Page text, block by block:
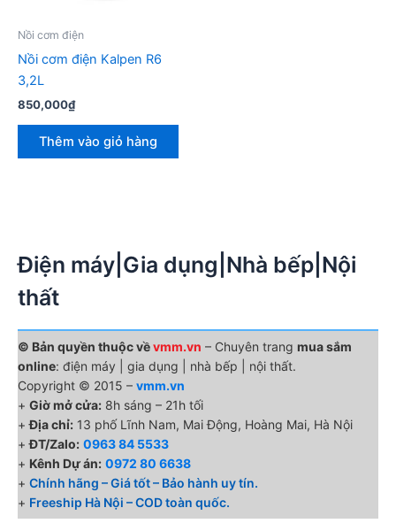
Nồi cơm điện
Nồi cơm điện Kalpen R6
3,2L
850,000₫
Thêm vào giỏ hàng
Điện máy|Gia dụng|Nhà bếp|Nội
thất
© Bản quyền thuộc vềvmm.vn – Chuyên trang mua sắm
online: điện máy | gia dụng | nhà bếp | nội thất.
Copyright © 2015 – vmm.vn
+ Giờ mở cửa: 8h sáng – 21h tối
+Địa chỉ: 13 phố Lĩnh Nam, Mai Động, Hoàng Mai, Hà Nội
+ĐT/Zalo: 0963 84 5533
+ Kênh Dự án: 0972 80 6638
+ Chính hãng – Giá tốt – Bảo hành uy tín.
+ Freeship Hà Nội – COD toàn quốc.